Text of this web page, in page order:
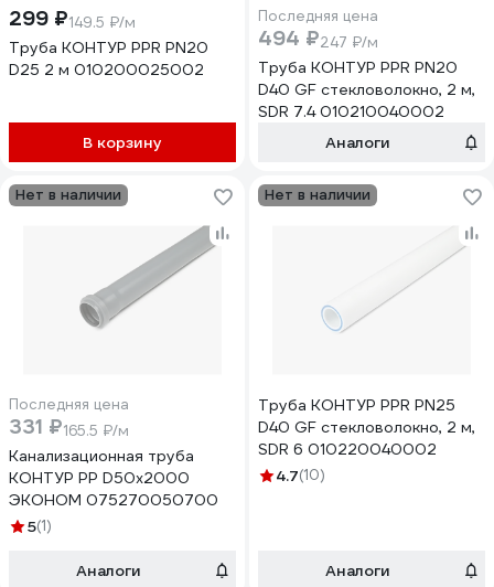
299 ₽149.5 ₽/м
Труба КОНТУР PPR PN20
D25 2 м 010200025002
В корзину
Последняя цена
494 ₽247 ₽/м
Труба КОНТУР PPR PN20
D40 GF стекловолокно, 2 м,
SDR 7.4 010210040002
Аналоги
Нет в наличии
Последняя цена
331 ₽165.5 ₽/м
Канализационная труба
КОНТУР РР D50x2000
ЭКОНОМ 075270050700
5(1)
Аналоги
Нет в наличии
Труба КОНТУР PPR PN25
D40 GF стекловолокно, 2 м,
SDR 6 010220040002
4.7(10)
Аналоги